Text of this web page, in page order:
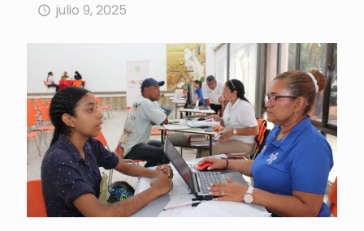
julio 9, 2025